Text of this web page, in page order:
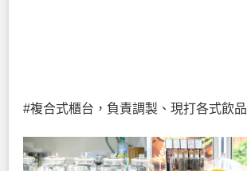
#複合式櫃台，負責調製、現打各式飲品